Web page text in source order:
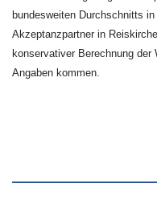
bundesweiten Durchschnitts
Akzeptanzpartner in
konservativer Berechnung
Angaben kommen.